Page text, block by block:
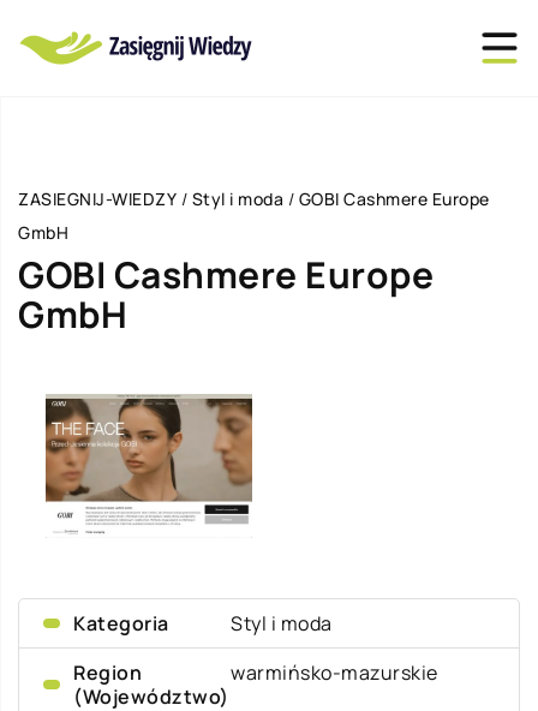
ZASIEGNIJ-WIEDZY / Styl i moda / GOBI Cashmere Europe
GmbH
GOBI Cashmere Europe
GmbH
Kategoria
Styl i moda
Region
(Województwo)
warmińsko-mazurskie